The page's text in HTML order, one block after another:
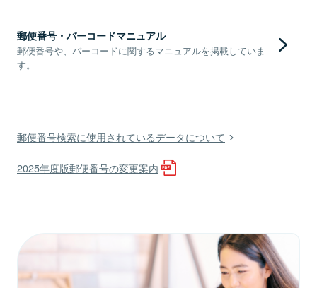
郵便番号・バーコードマニュアル
郵便番号や、バーコードに関するマニュアルを掲載していま
す。
郵便番号検索に使用されているデータについて
2025年度版郵便番号の変更案内